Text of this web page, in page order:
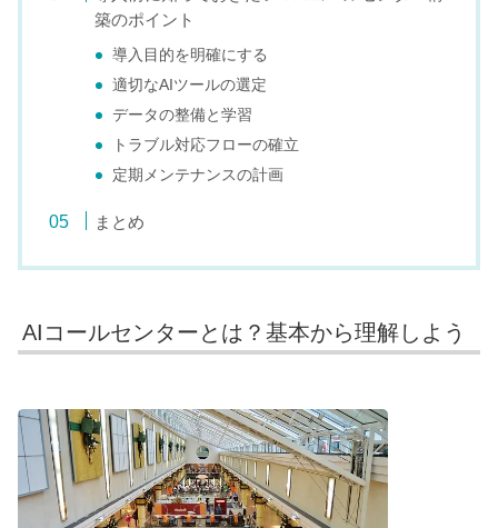
築のポイント
導入目的を明確にする
適切なAIツールの選定
データの整備と学習
トラブル対応フローの確立
定期メンテナンスの計画
まとめ
AIコールセンターとは？基本から理解しよう